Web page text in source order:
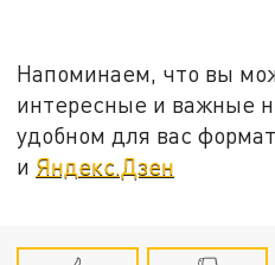
Напоминаем, что вы
интересные и важные
удобном для вас
и Яндекс.Дзен